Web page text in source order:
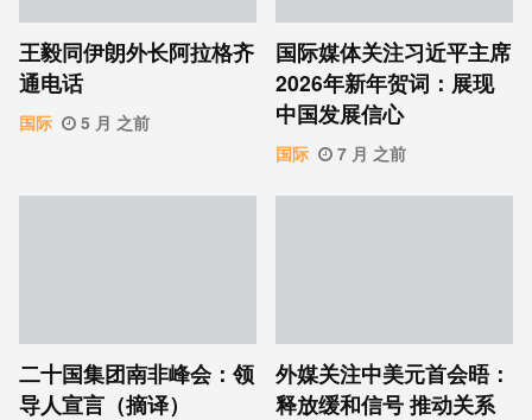
王毅同伊朗外长阿拉格齐
通电话
国际 5 月 之前
国际媒体关注习近平主席
2026年新年贺词：展现
中国发展信心
国际 7 月 之前
二十国集团南非峰会：领
导人宣言（摘译）
外媒关注中美元首会晤：
释放缓和信号 推动关系